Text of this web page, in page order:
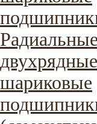
Радиальные
двухрядные
шариковые